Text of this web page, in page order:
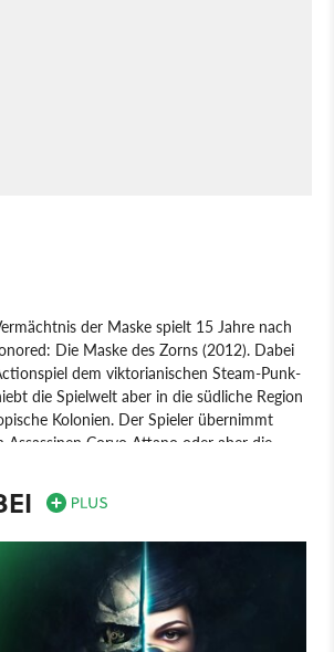
der Maske spielt 15 Jahre nach
Die Maske des Zorns (2012). Dabei
dem viktorianischen Steam-Punk-
die Spielwelt aber in die südliche Region
Kolonien. Der Spieler übernimmt
Assassinen Corvo Attano oder aber die
Corvo etwa auf Teleportation setzt,
Greifhaken zueigen. Ein wildes Wechseln
wir die Geschichte von vorne beginnen.
Xbox One PlayStation
Bethesda Softworks